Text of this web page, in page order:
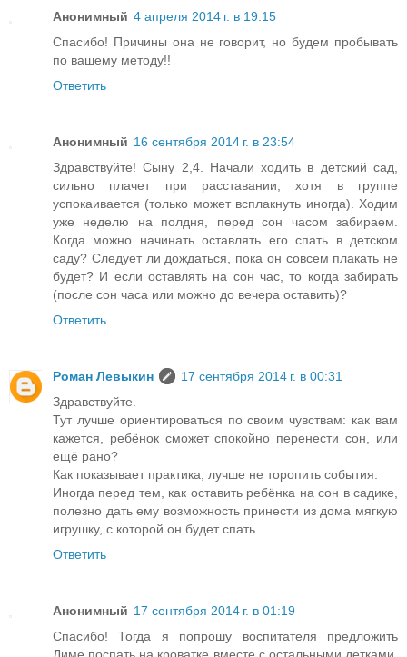
Анонимный 4 апреля 2014 г. в 19:15
Спасибо! Причины она не говорит, но будем пробывать
по вашему методу!!
Ответить
Анонимный 16 сентября 2014 г. в 23:54
Здравствуйте! Сыну 2,4. Начали ходить в детский сад,
сильно плачет при расставании, хотя в группе
успокаивается (только может всплакнуть иногда). Ходим
уже неделю на полдня, перед сон часом забираем.
Когда можно начинать оставлять его спать в детском
саду? Следует ли дождаться, пока он совсем плакать не
будет? И если оставлять на сон час, то когда забирать
(после сон часа или можно до вечера оставить)?
Ответить
Роман Левыкин
17 сентября 2014 г. в 00:31
Здравствуйте.
Тут лучше ориентироваться по своим чувствам: как вам
кажется, ребёнок сможет спокойно перенести сон, или
ещё рано?
Как показывает практика, лучше не торопить события.
Иногда перед тем, как оставить ребёнка на сон в садике,
полезно дать ему возможность принести из дома мягкую
игрушку, с которой он будет спать.
Ответить
Анонимный 17 сентября 2014 г. в 01:19
Спасибо! Тогда я попрошу воспитателя предложить
Диме поспать на кроватке вместе с остальными детками,